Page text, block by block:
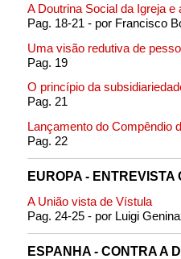
A Doutrina Social da Igreja
Pag. 18-21 - por Francisco
Uma visão redutiva de
Pag. 19
O princípio da
Pag. 21
Lançamento do Compêndio
Pag. 22
EUROPA -
A União vista de Vístula
Pag. 24-25 - por Luigi
ESPANHA - CONTRA A